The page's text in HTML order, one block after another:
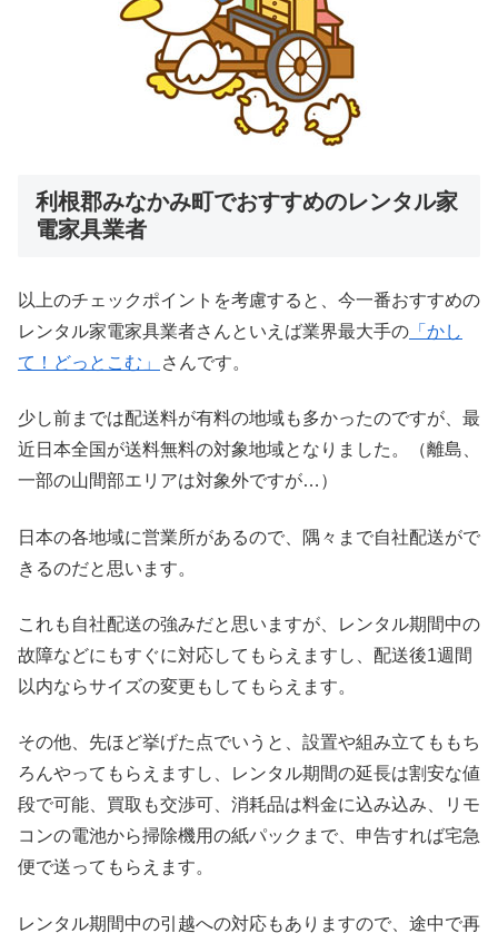
利根郡みなかみ町でおすすめのレンタル家
電家具業者
以上のチェックポイントを考慮すると、今一番おすすめの
レンタル家電家具業者さんといえば業界最大手の 「かし
て！どっとこむ」
さんです。
少し前までは配送料が有料の地域も多かったのですが、最
近日本全国が送料無料の対象地域となりました。（離島、
一部の山間部エリアは対象外ですが…）
日本の各地域に営業所があるので、隅々まで自社配送がで
きるのだと思います。
これも自社配送の強みだと思いますが、レンタル期間中の
故障などにもすぐに対応してもらえますし、配送後1週間
以内ならサイズの変更もしてもらえます。
その他、先ほど挙げた点でいうと、設置や組み立てももち
ろんやってもらえますし、レンタル期間の延長は割安な値
段で可能、買取も交渉可、消耗品は料金に込み込み、リモ
コンの電池から掃除機用の紙パックまで、申告すれば宅急
便で送ってもらえます。
レンタル期間中の引越への対応もありますので、途中で再